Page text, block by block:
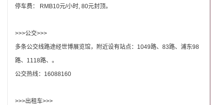
停车费： RMB10元/小时, 80元封顶。
>>>公交>>>
多条公交线路途经世博展览馆，附近设有站点：1049路、83路、浦东98
路、1118路、。
公交热线：16088160
>>>出租车>>>